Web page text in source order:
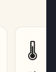
🌡️